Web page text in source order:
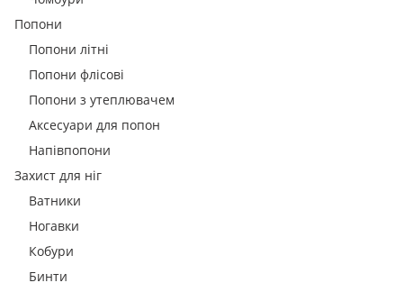
Попони
Попони літні
Попони флісові
Попони з утеплювачем
Аксесуари для попон
Напівпопони
Захист для ніг
Ватники
Ногавки
Кобури
Бинти